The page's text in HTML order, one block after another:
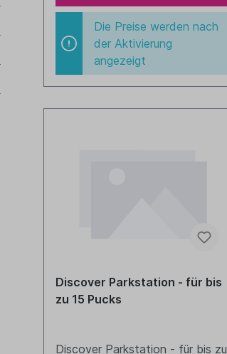
Die Preise werden nach
der Aktivierung
angezeigt
Discover Parkstation - für bis
zu 15 Pucks
Discover Parkstation - für bis zu